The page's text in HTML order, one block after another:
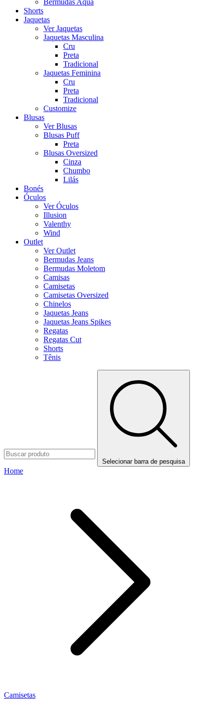
Bermudas Aqua
Shorts
Jaquetas
Ver Jaquetas
Jaquetas Masculina
Cru
Preta
Tradicional
Jaquetas Feminina
Cru
Preta
Tradicional
Customize
Blusas
Ver Blusas
Blusas Puff
Preta
Blusas Oversized
Cinza
Chumbo
Lilás
Bonés
Óculos
Ver Óculos
Illusion
Valenthy
Wind
Outlet
Ver Outlet
Bermudas Jeans
Bermudas Moletom
Camisas
Camisetas
Camisetas Oversized
Chinelos
Jaquetas Jeans
Jaquetas Jeans Spikes
Regatas
Regatas Cut
Shorts
Tênis
Selecionar barra de pesquisa
Home
Camisetas